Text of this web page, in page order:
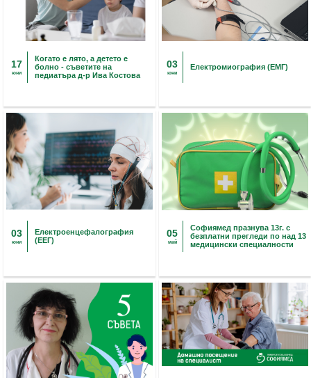
17
юни
Когато е лято, а детето е
болно - съветите на
педиатъра д-р Ива Костова
03
юни
Електромиография (ЕМГ)
03
юни
Eлектроенцефалография
(ЕЕГ)
05
май
Софиямед празнува 13г. с
безплатни прегледи по над 13
медицински специалности